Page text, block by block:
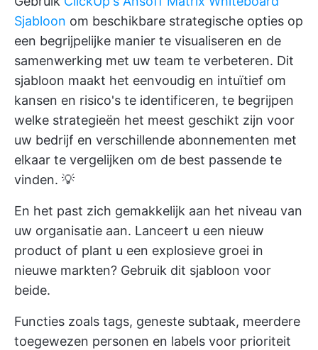
Sjabloon om beschikbare strategische opties op
een begrijpelijke manier te visualiseren en de
samenwerking met uw team te verbeteren. Dit
sjabloon maakt het eenvoudig en intuïtief om
kansen en risico's te identificeren, te begrijpen
welke strategieën het meest geschikt zijn voor
uw bedrijf en verschillende abonnementen met
elkaar te vergelijken om de best passende te
vinden. 💡
En het past zich gemakkelijk aan het niveau van
uw organisatie aan. Lanceert u een nieuw
product of plant u een explosieve groei in
nieuwe markten? Gebruik dit sjabloon voor
beide.
Functies zoals tags, geneste subtaak, meerdere
toegewezen personen en labels voor prioriteit